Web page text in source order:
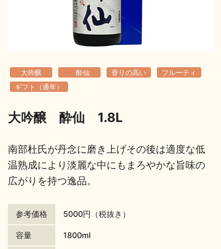
お楽しみコンテンツ
地酒川柳 地酒小説
大吟醸 酔仙 香りの高い
フルーティ
ギフト（通年）
大吟醸 酔仙 1.8L
南部杜氏が丹念に磨き上げその後は適度な低
温熟成により淡麗な中にもまろやかな旨味の
広がりを持つ逸品。
参考価格 5000円（税抜き）
容量 1800ml